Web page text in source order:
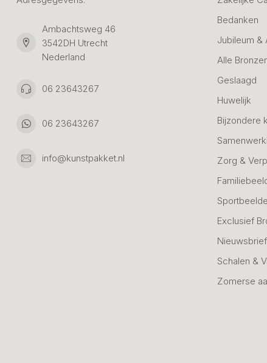
Ambachtsweg 46
3542DH Utrecht
Nederland
06 23643267
06 23643267
info@kunstpakket.nl
Bedanken
Jubileum &
Alle
Geslaagd
Huwelijk
Bijzondere
Zorg &
Exclusief
Schalen &
Zomerse